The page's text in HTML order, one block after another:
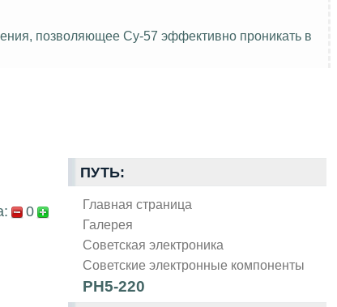
позволяющее Су-57 эффективно проникать в
ПУТЬ:
Главная страница
Галерея
Советская электроника
Советские электронные компоненты
РН5-220
0